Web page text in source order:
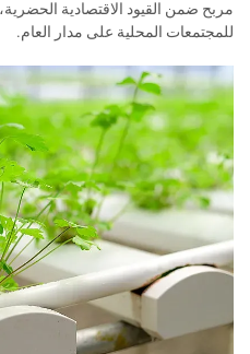
مربح ضمن القيود الاقتصادية
للمجتمعات المحلية على مدار العام.